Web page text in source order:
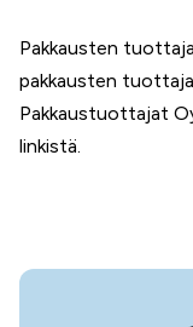
Pakkausten
pakkausten
Pakkaustuottajat
linkistä.